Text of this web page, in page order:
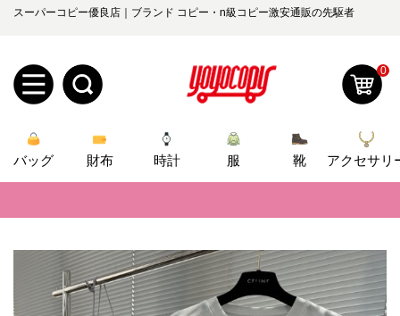
スーパーコピー優良店｜ブランド コピー・n級コピー激安通販の先駆者
規
ロ
0
バッグ 財布 時計 服 靴
アクセサリ
📢 当店は正真正銘のn級スーパーコピーのみ取扱い。最高品質の再現度を
📢 2026春の新作続々更新中！期間中のご注文でお得な割引をご利用いただ
新作入荷！ルイ・ヴィトンスーパーコピー バッグ最新モデルが登場。
当店は正真正銘のn級スーパーコピーのみ取扱い。最高品質の再現度を